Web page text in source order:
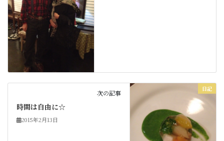
日記
次の記事
時間は自由に☆
2015年2月13日